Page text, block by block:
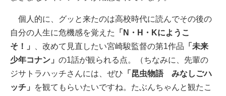
個人的に、グッと来たのは高校時代に読んでその後の
自分の人生に危機感を覚えた
「N・H・Kにようこ
そ！」
、改めて見直したい宮崎駿監督の第1作品 「未来
少年コナン」 の1話が観られる点。（ちなみに、先輩の
ジサトラハッチさんには、ぜひ 「昆虫物語 みなしごハ
ッチ」
を観てもらいたいですね。たぶんちゃんと観たこ